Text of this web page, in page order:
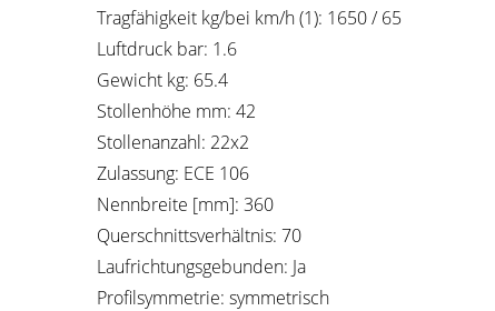
Tragfähigkeit kg/bei km/h (1): 1650 / 65
Luftdruck bar: 1.6
Gewicht kg: 65.4
Stollenhöhe mm: 42
Stollenanzahl: 22x2
Zulassung: ECE 106
Nennbreite [mm]: 360
Querschnittsverhältnis: 70
Laufrichtungsgebunden: Ja
Profilsymmetrie: symmetrisch